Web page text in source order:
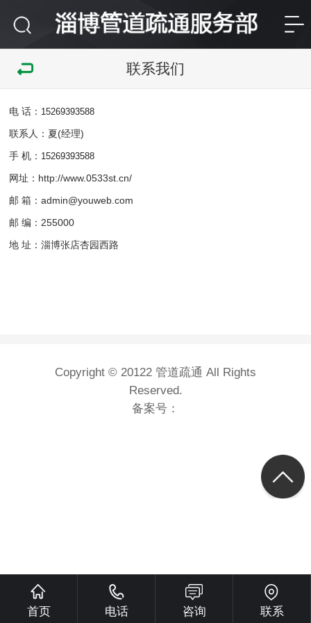
联系我们
电 话： 15269393588
联系人：夏(经理)
手 机： 15269393588
网址：http://www.0533st.cn/
邮 箱：admin@youweb.com
邮 编：255000
地 址：淄博张店杏园西路
Copyright © 20122 管道疏通 All Rights
Reserved.
备案号：
首页 电话 咨询 联系